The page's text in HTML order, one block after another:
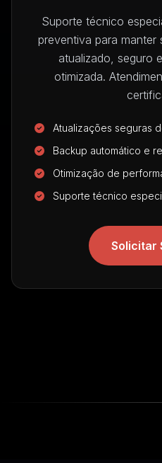
Suporte técnico
preventiva para manter
atualizado, seguro
otimizada.
Atualizações seguras
Backup automático e
Otimização de
Suporte técnico
Solicitar